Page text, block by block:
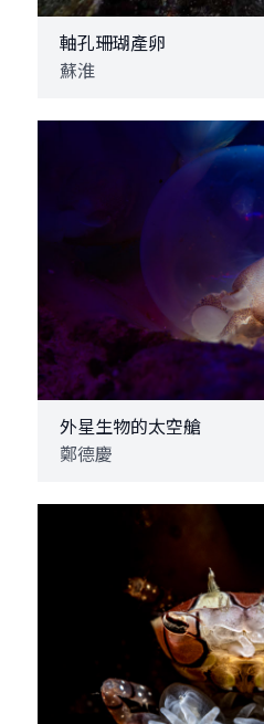
軸孔珊瑚產卵
蘇淮
外星生物的太空艙
鄭德慶